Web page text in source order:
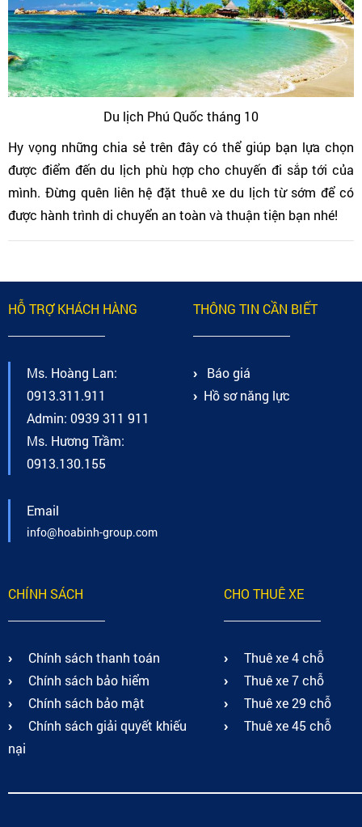
Du lịch Phú Quốc tháng 10
Hy vọng những chia sẻ trên đây có thể giúp bạn lựa chọn
được điểm đến du lịch phù hợp cho chuyến đi sắp tới của
mình. Đừng quên liên hệ đặt thuê xe du lịch từ sớm để có
được hành trình di chuyển an toàn và thuận tiện bạn nhé!
HỖ TRỢ KHÁCH HÀNG
Ms. Hoàng Lan:
0913.311.911
Admin: 0939 311 911
Ms. Hương Trầm:
0913.130.155
Email
info@hoabinh-group.com
THÔNG TIN CẦN BIẾT
Báo giá
Hồ sơ năng lực
CHÍNH SÁCH
Chính sách thanh toán
Chính sách bảo hiểm
Chính sách bảo mật
Chính sách giải quyết khiếu
nại
CHO THUÊ XE
Thuê xe 4 chỗ
Thuê xe 7 chỗ
Thuê xe 29 chỗ
Thuê xe 45 chỗ